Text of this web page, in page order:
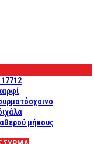
μήκους